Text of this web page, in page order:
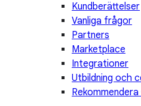
Kundberättelser
Vanliga frågor
Partners
Marketplace
Integrationer
Utbildning och